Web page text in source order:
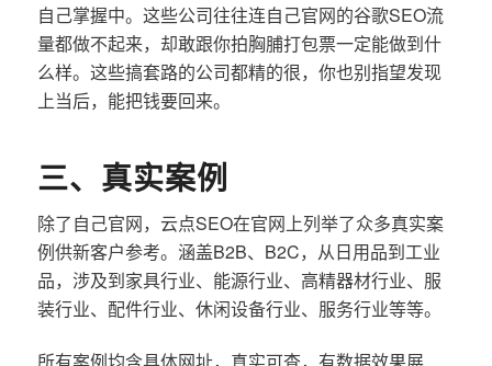
自己掌握中。这些公司往往连自己官网的谷歌SEO流
量都做不起来，却敢跟你拍胸脯打包票一定能做到什
么样。这些搞套路的公司都精的很，你也别指望发现
上当后，能把钱要回来。
三、真实案例
除了自己官网，云点SEO在官网上列举了众多真实案
例供新客户参考。涵盖B2B、B2C，从日用品到工业
品，涉及到家具行业、能源行业、高精器材行业、服
装行业、配件行业、休闲设备行业、服务行业等等。